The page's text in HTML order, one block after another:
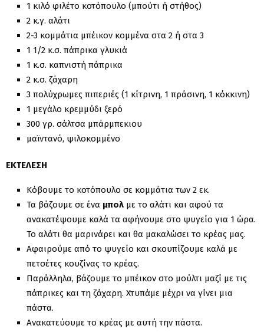
1 κιλό φιλέτο κοτόπουλο (μπούτι ή στήθος)
2 κ.γ. αλάτι
2-3 κομμάτια μπέικον κομμένα στα 2 ή στα 3
1 1/2 κ.σ. πάπρικα γλυκιά
1 κ.σ. καπνιστή πάπρικα
2 κ.σ. ζάχαρη
3 πολύχρωμες πιπεριές (1 κίτρινη, 1 πράσινη, 1 κόκκινη)
1 μεγάλο κρεμμύδι ξερό
300 γρ. σάλτσα μπάρμπεκιου
μαϊντανό, ψιλοκομμένο
ΕΚΤΕΛΕΣΗ
Κόβουμε το κοτόπουλο σε κομμάτια των 2 εκ.
Τα βάζουμε σε ένα μπολ με το αλάτι και αφού τα
ανακατέψουμε καλά τα αφήνουμε στο ψυγείο για 1 ώρα.
Το αλάτι θα μαρινάρει και θα μακαλώσει το κρέας μας.
Αφαιρούμε από το ψυγείο και σκουπίζουμε καλά με
πετσέτες κουζίνας το κρέας.
Παράλληλα, βάζουμε το μπέικον στο μούλτι μαζί με τις
πάπρικες και τη ζάχαρη. Χτυπάμε μέχρι να γίνει μια
πάστα.
Ανακατεύουμε το κρέας με αυτή την πάστα.